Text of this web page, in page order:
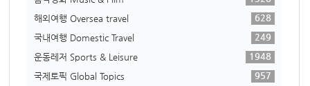
해외여행 Oversea travel
628
국내여행 Domestic Travel
249
운동레저 Sports & Leisure
1948
국제토픽 Global Topics
957